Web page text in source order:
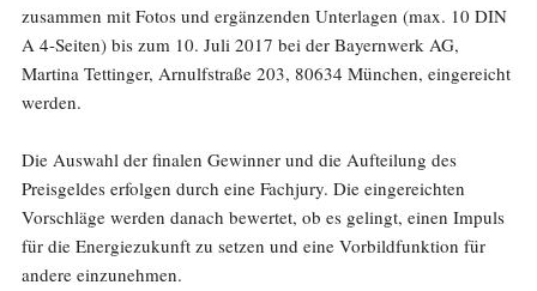
zusammen mit Fotos und ergänzenden Unterlagen (max. 10 DIN
A 4-Seiten) bis zum 10. Juli 2017 bei der Bayernwerk AG,
Martina Tettinger, Arnulfstraße 203, 80634 München, eingereicht
werden.
Die Auswahl der finalen Gewinner und die Aufteilung des
Preisgeldes erfolgen durch eine Fachjury. Die eingereichten
Vorschläge werden danach bewertet, ob es gelingt, einen Impuls
für die Energiezukunft zu setzen und eine Vorbildfunktion für
andere einzunehmen.